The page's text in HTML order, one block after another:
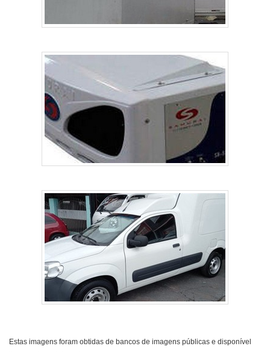
Estas imagens foram obtidas de bancos de imagens públicas e disponível